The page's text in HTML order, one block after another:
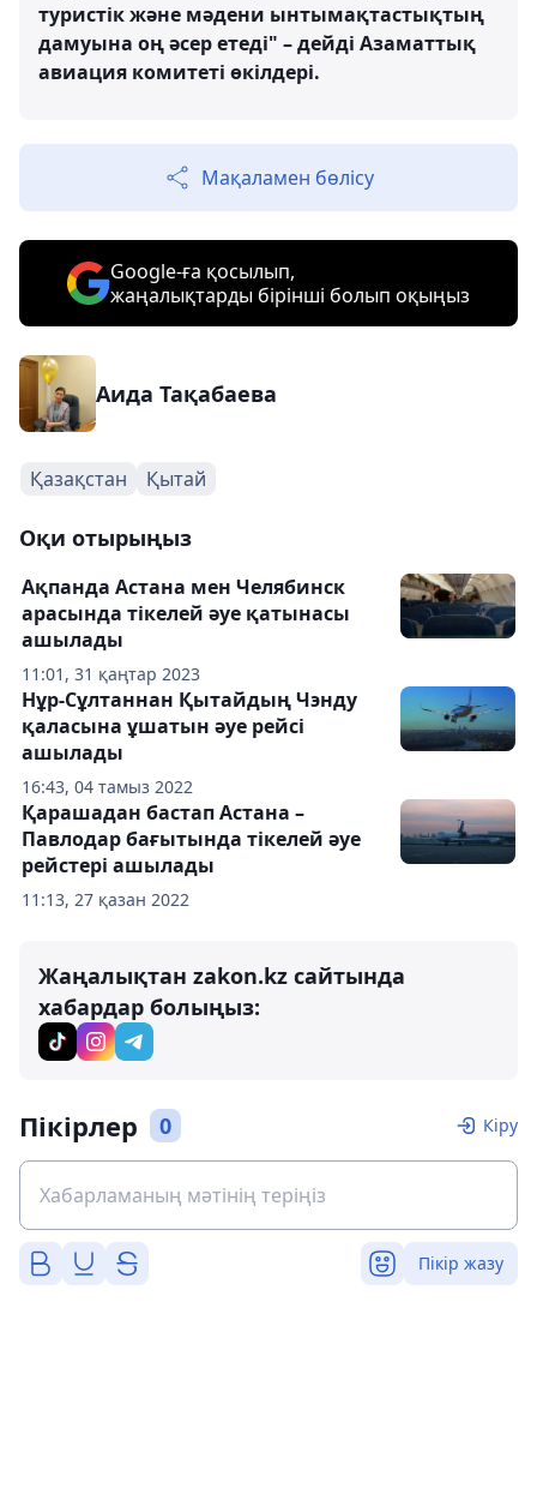
туристік және мәдени ынтымақтастықтың
дамуына оң әсер етеді" – дейді Азаматтық
авиация комитеті өкілдері.
Мақаламен бөлісу
Google-ға қосылып,
жаңалықтарды бірінші болып оқыңыз
Аида Тақабаева
Қазақстан Қытай
Оқи отырыңыз
11:01, 31 қаңтар 2023
Ақпанда Астана мен Челябинск
арасында тікелей әуе қатынасы
ашылады
16:43, 04 тамыз 2022
Нұр-Сұлтаннан Қытайдың Чэнду
қаласына ұшатын әуе рейсі
ашылады
11:13, 27 қазан 2022
Қарашадан бастап Астана –
Павлодар бағытында тікелей әуе
рейстері ашылады
Жаңалықтан zakon.kz сайтында
хабардар болыңыз:
Пікірлер 0 Кіру
Пікір жазу